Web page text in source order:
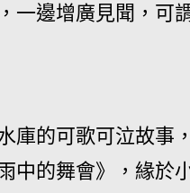
一邊增廣見聞，可
庫的可歌可泣故事
中的舞會》，緣於